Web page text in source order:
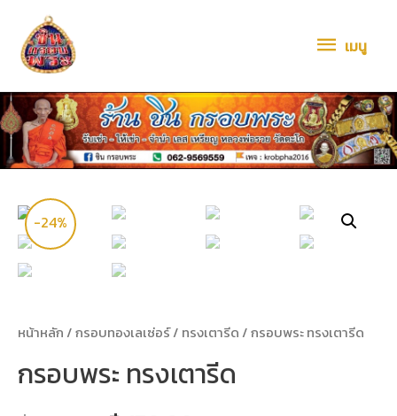
เมนู
-24%
หน้าหลัก /กรอบทองเลเซ่อร์/ ทรงเตารีด / กรอบพระ ทรงเตารีด
กรอบพระ ทรงเตารีด